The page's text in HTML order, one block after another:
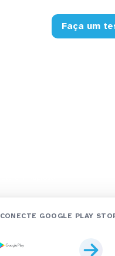
Faça um
CONECTE GOOGLE PLAY